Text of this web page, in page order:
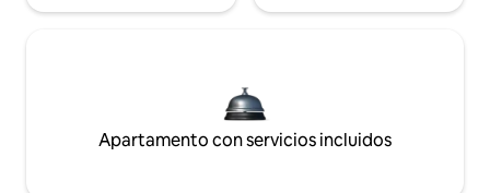
Apartamento con servicios incluidos